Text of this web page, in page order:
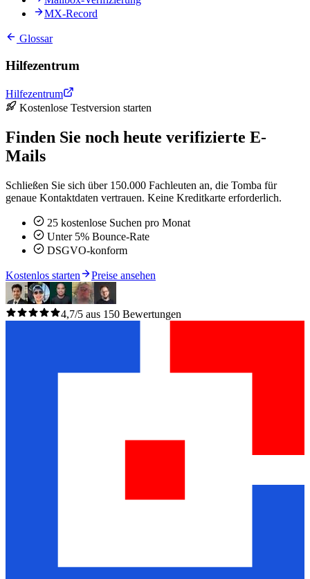
MX-Record
Glossar
Hilfezentrum
Hilfezentrum
Kostenlose Testversion starten
Finden Sie noch heute verifizierte E-
Mails
Schließen Sie sich über 150.000 Fachleuten an, die Tomba für
genaue Kontaktdaten vertrauen. Keine Kreditkarte erforderlich.
25 kostenlose Suchen pro Monat
Unter 5% Bounce-Rate
DSGVO-konform
Kostenlos starten Preise ansehen
4,7/5 aus 150 Bewertungen